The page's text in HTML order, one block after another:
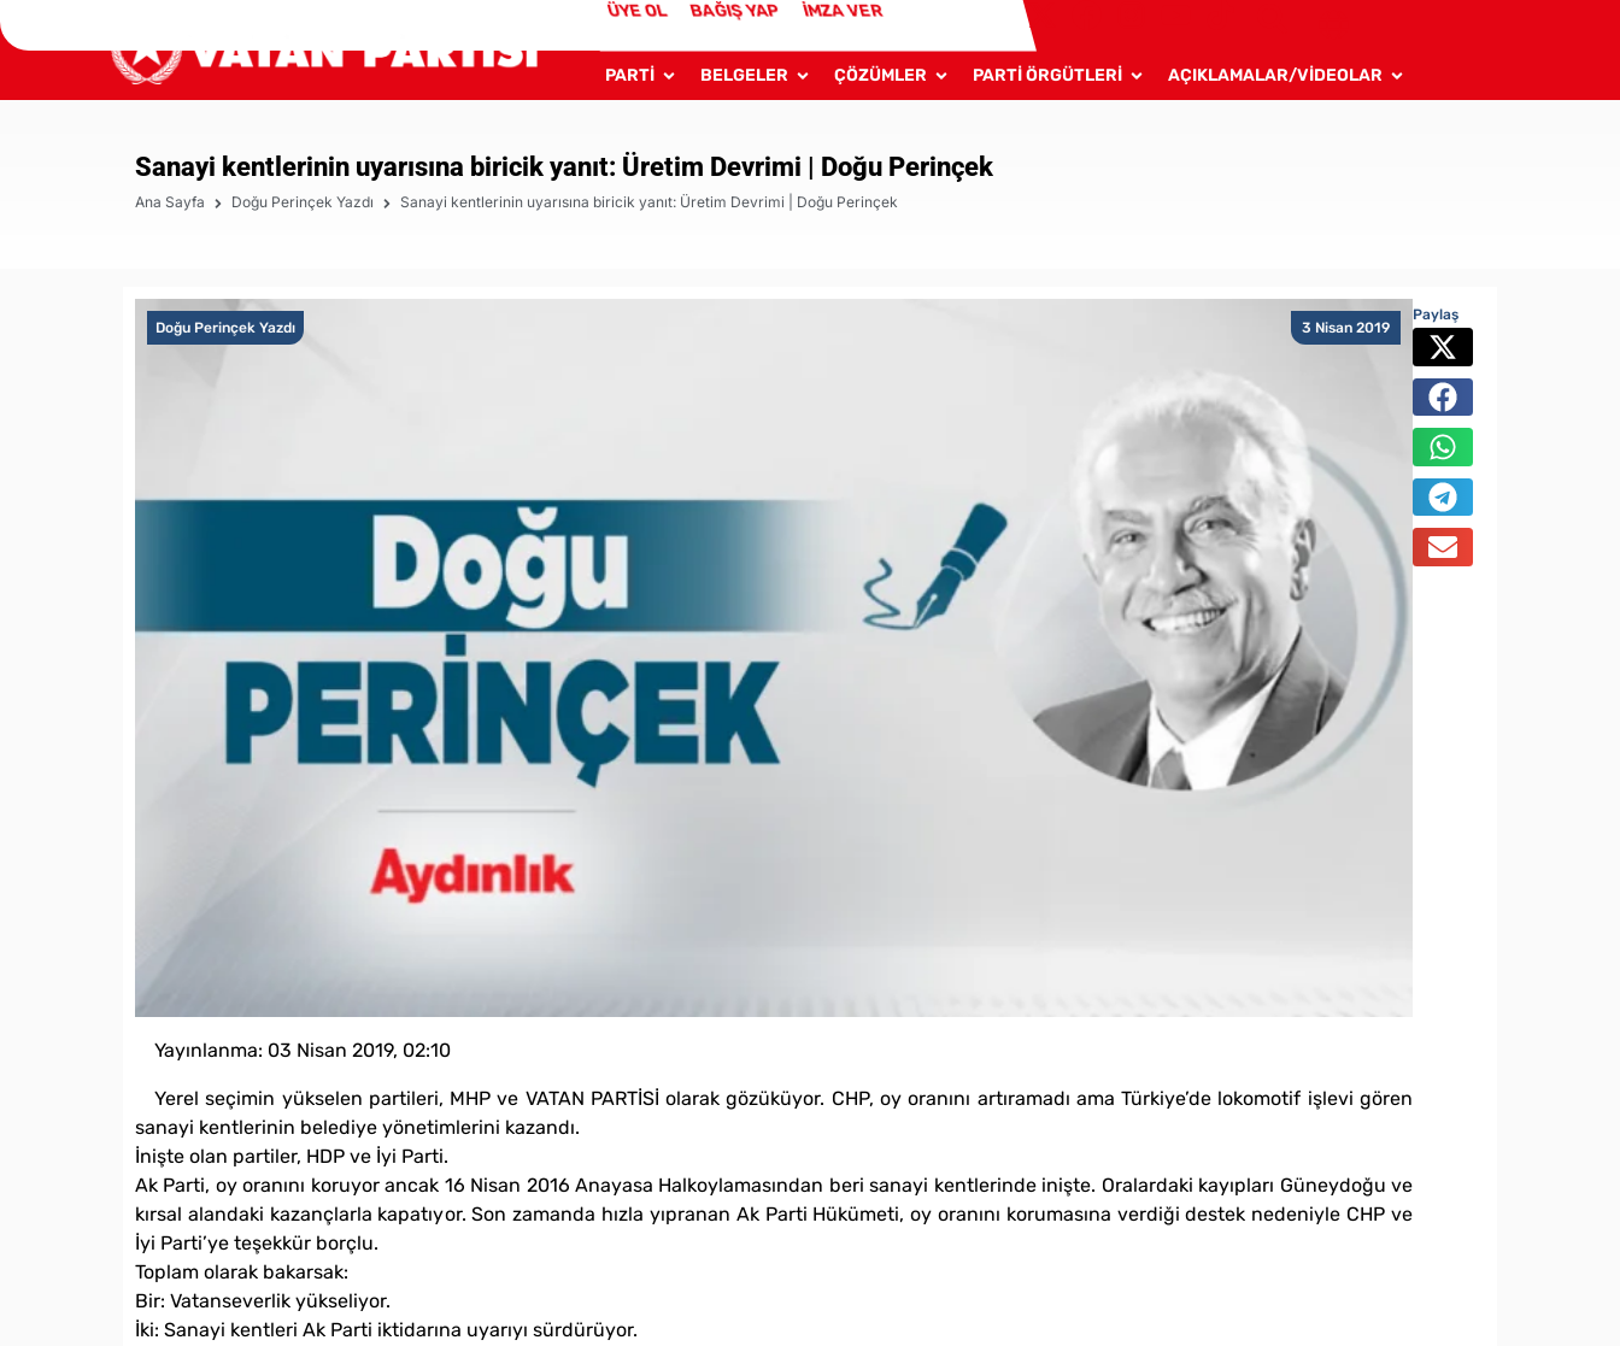
ÜYE OL BAĞIŞ YAP İMZA VER
PARTİ BELGELER ÇÖZÜMLER PARTİ ÖRGÜTLERİ AÇIKLAMALAR/VİDEOLAR
Sanayi kentlerinin uyarısına biricik yanıt: Üretim Devrimi | Doğu Perinçek
Ana Sayfa Doğu Perinçek Yazdı Sanayi kentlerinin uyarısına biricik yanıt: Üretim Devrimi | Doğu Perinçek
3 Nisan 2019
Doğu Perinçek Yazdı
Yayınlanma: 03 Nisan 2019, 02:10
Yerel seçimin yükselen partileri, MHP ve VATAN PARTİSİ olarak gözüküyor. CHP, oy oranını artıramadı ama Türkiye’de lokomotif işlevi gören
sanayi kentlerinin belediye yönetimlerini kazandı.
İnişte olan partiler, HDP ve İyi Parti.
Ak Parti, oy oranını koruyor ancak 16 Nisan 2016 Anayasa Halkoylamasından beri sanayi kentlerinde inişte. Oralardaki kayıpları Güneydoğu ve
kırsal alandaki kazançlarla kapatıyor. Son zamanda hızla yıpranan Ak Parti Hükümeti, oy oranını korumasına verdiği destek nedeniyle CHP ve
İyi Parti’ye teşekkür borçlu.
Toplam olarak bakarsak:
Bir: Vatanseverlik yükseliyor.
İki: Sanayi kentleri Ak Parti iktidarına uyarıyı sürdürüyor.
Paylaş